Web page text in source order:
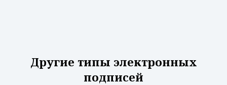
Другие типы электронных
подписей